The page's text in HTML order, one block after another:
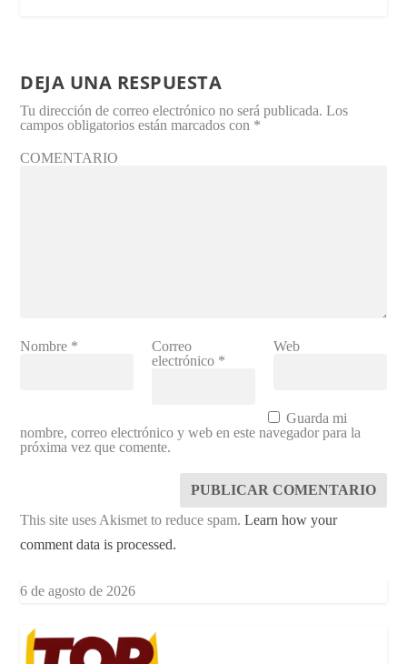
DEJA UNA RESPUESTA
Tu dirección de correo electrónico no será publicada. Los
campos obligatorios están marcados con *
COMENTARIO
Nombre *
Correo
electrónico *
Web
Guarda mi
nombre, correo electrónico y web en este navegador para la
próxima vez que comente.
This site uses Akismet to reduce spam.Learn how your
comment data is processed.
6 de agosto de 2026